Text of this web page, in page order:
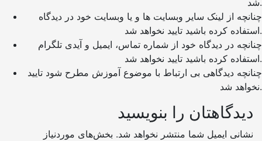
شد.
استفاده کرده باشید تایید نخواهد شد.
استفاده کرده باشید تایید نخواهد شد.
چنانچه دیدگاهی بی ارتباط با موضوع آموزش مطرح شود تایید
نخواهد شد.
دیدگاهتان را بنویسید
نشانی ایمیل شما منتشر نخواهد شد. بخش‌های موردنیاز